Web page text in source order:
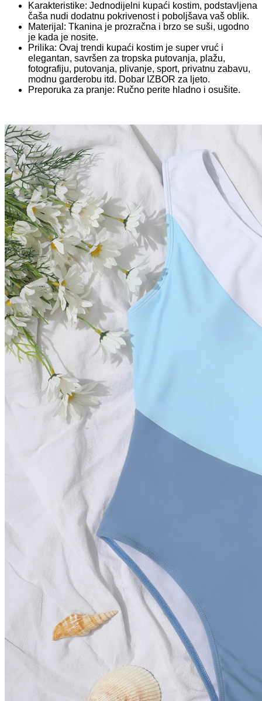
Karakteristike: Jednodijelni kupaći kostim, podstavljena
čaša nudi dodatnu pokrivenost i poboljšava vaš oblik.
Materijal: Tkanina je prozračna i brzo se suši, ugodno
je kada je nosite.
Prilika: Ovaj trendi kupaći kostim je super vruć i
elegantan, savršen za tropska putovanja, plažu,
fotografiju, putovanja, plivanje, sport, privatnu zabavu,
modnu garderobu itd. Dobar IZBOR za ljeto.
Preporuka za pranje: Ručno perite hladno i osušite.